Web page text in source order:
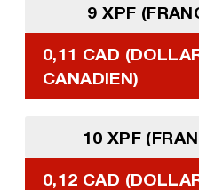
9 XPF
0,11 CAD
CANADIEN)
10 XPF
0,12 CAD